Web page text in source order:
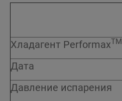
Хладагент PerformaxTM
Дата
Давление испарения